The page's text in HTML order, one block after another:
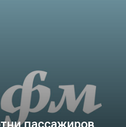
пассажиров